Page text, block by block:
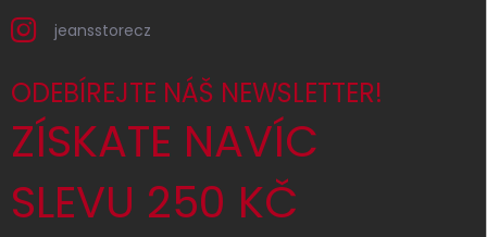
jeansstorecz
ODEBÍREJTE NÁŠ NEWSLETTER!
ZÍSKATE NAVÍC
SLEVU 250 KČ